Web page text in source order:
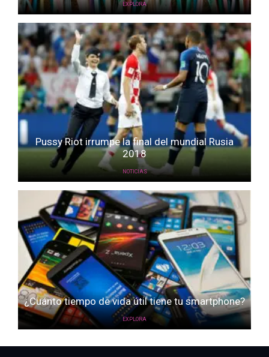
EXPLORA
Pussy Riot irrumpe la final del mundial Rusia
2018
NOTICIAS
¿Cuánto tiempo de vida útil tiene tu smartphone?
EXPLORA